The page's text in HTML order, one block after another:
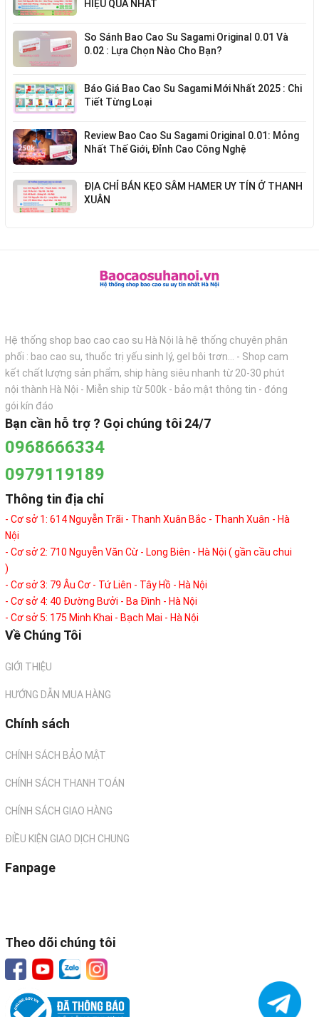
HIỆU QUẢ NHẤT
So Sánh Bao Cao Su Sagami Original 0.01 Và
0.02 : Lựa Chọn Nào Cho Bạn?
Báo Giá Bao Cao Su Sagami Mới Nhất 2025 : Chi
Tiết Từng Loại
Review Bao Cao Su Sagami Original 0.01: Mỏng
Nhất Thế Giới, Đỉnh Cao Công Nghệ
ĐỊA CHỈ BÁN KẸO SÂM HAMER UY TÍN Ở THANH
XUÂN
Hệ thống shop bao cao cao su Hà Nội là hệ thống chuyên phân
phối : bao cao su, thuốc trị yếu sinh lý, gel bôi trơn... - Shop cam
kết chất lượng sản phẩm, ship hàng siêu nhanh từ 20-30 phút
nội thành Hà Nội - Miễn ship từ 500k - bảo mật thông tin - đóng
gói kín đáo
Bạn cần hỗ trợ ? Gọi chúng tôi 24/7
0968666334
0979119189
Thông tin địa chỉ
- Cơ sở 1: 614 Nguyễn Trãi - Thanh Xuân Bắc - Thanh Xuân - Hà
Nội
- Cơ sở 2: 710 Nguyễn Văn Cừ - Long Biên - Hà Nội ( gần cầu chui
)
- Cơ sở 3: 79 Âu Cơ - Tứ Liên - Tây Hồ - Hà Nội
- Cơ sở 4: 40 Đường Bưởi - Ba Đình - Hà Nội
- Cơ sở 5: 175 Minh Khai - Bạch Mai - Hà Nội
Về Chúng Tôi
GIỚI THIỆU
HƯỚNG DẪN MUA HÀNG
Chính sách
CHÍNH SÁCH BẢO MẬT
CHÍNH SÁCH THANH TOÁN
CHÍNH SÁCH GIAO HÀNG
ĐIỀU KIỆN GIAO DỊCH CHUNG
Fanpage
Theo dõi chúng tôi